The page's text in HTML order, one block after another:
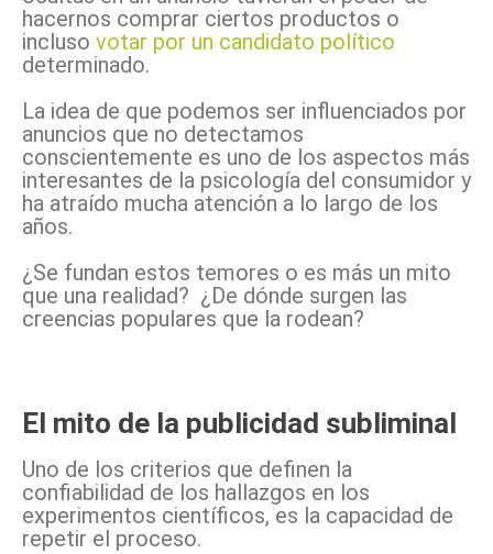
hacernos comprar ciertos productos o
incluso votar por un candidato político
determinado.
La idea de que podemos ser influenciados por
anuncios que no detectamos
conscientemente es uno de los aspectos más
interesantes de la psicología del consumidor y
ha atraído mucha atención a lo largo de los
años.
¿Se fundan estos temores o es más un mito
que una realidad? ¿De dónde surgen las
creencias populares que la rodean?
El mito de la publicidad subliminal
Uno de los criterios que definen la
confiabilidad de los hallazgos en los
experimentos científicos, es la capacidad de
repetir el proceso.